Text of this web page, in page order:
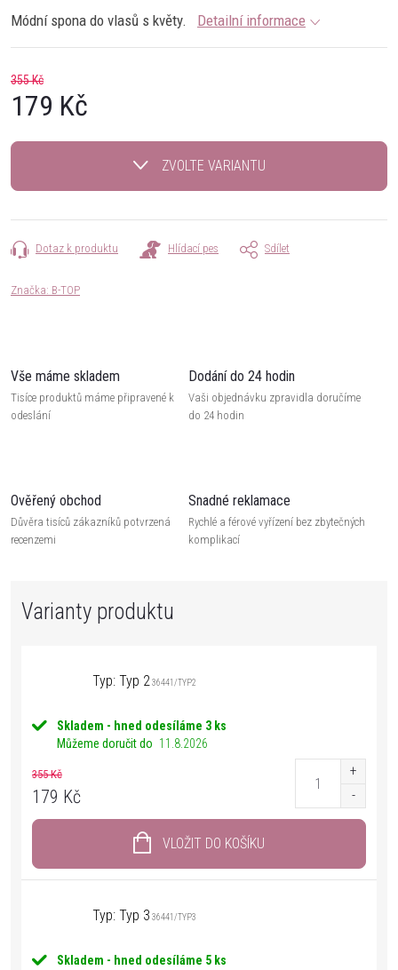
Módní spona do vlasů s květy. Detailní informace
355 Kč
179 Kč
cena:
ZVOLTE VARIANTU
Dotaz k produktu Hlídací pes Sdílet
Značka: B-TOP
Vše máme skladem
Tisíce produktů máme připravené k
odeslání
Dodání do 24 hodin
Vaši objednávku zpravidla doručíme
do 24 hodin
Ověřený obchod
Důvěra tisíců zákazníků potvrzená
recenzemi
Snadné reklamace
Rychlé a férové vyřízení bez zbytečných
komplikací
Typ: Typ 236441/TYP2
Skladem - hned odesíláme 3 ks
Můžeme doručit do 11.8.2026
355 Kč
179 Kč
VLOŽIT DO KOŠÍKU
Typ: Typ 3 36441/TYP3
Skladem - hned odesíláme 5 ks